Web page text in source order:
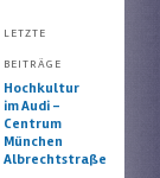
LETZTE
BEITRÄGE
Hochkultur
im Audi –
Centrum
München
Albrechtstraße